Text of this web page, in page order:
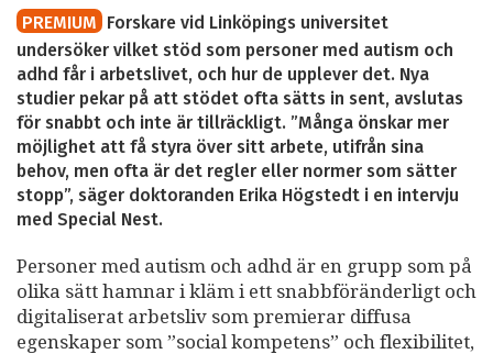
PREMIUM Forskare vid Linköpings universitet
undersöker vilket stöd som personer med autism och
adhd får i arbetslivet, och hur de upplever det. Nya
studier pekar på att stödet ofta sätts in sent, avslutas
för snabbt och inte är tillräckligt. ”Många önskar mer
möjlighet att få styra över sitt arbete, utifrån sina
behov, men ofta är det regler eller normer som sätter
stopp”, säger doktoranden Erika Högstedt i en intervju
med Special Nest.
Personer med autism och adhd är en grupp som på
olika sätt hamnar i kläm i ett snabbföränderligt och
digitaliserat arbetsliv som premierar diffusa
egenskaper som ”social kompetens” och flexibilitet,